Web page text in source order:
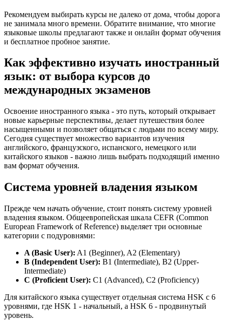
Рекомендуем выбирать курсы не далеко от дома, чтобы дорога
не занимала много времени. Обратите внимание, что многие
языковые школы предлагают также и онлайн формат обучения
и бесплатное пробное занятие.
Как эффективно изучать иностранный
язык: от выбора курсов до
международных экзаменов
Освоение иностранного языка - это путь, который открывает
новые карьерные перспективы, делает путешествия более
насыщенными и позволяет общаться с людьми по всему миру.
Сегодня существует множество вариантов изучения
английского, французского, испанского, немецкого или
китайского языков - важно лишь выбрать подходящий именно
вам формат обучения.
Система уровней владения языком
Прежде чем начать обучение, стоит понять систему уровней
владения языком. Общеевропейская шкала CEFR (Common
European Framework of Reference) выделяет три основные
категории с подуровнями:
A (Basic User): A1 (Beginner), A2 (Elementary)
B (Independent User): B1 (Intermediate), B2 (Upper-
Intermediate)
C (Proficient User): C1 (Advanced), C2 (Proficiency)
Для китайского языка существует отдельная система HSK с 6
уровнями, где HSK 1 - начальный, а HSK 6 - продвинутый
уровень.